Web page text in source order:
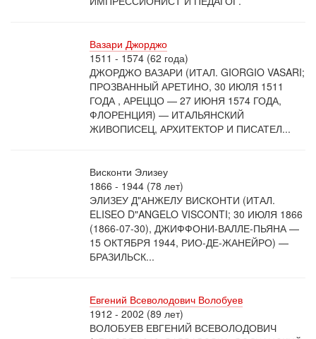
Вазари Джорджо
1511 - 1574 (62 года)
ДЖОРДЖО ВАЗАРИ (ИТАЛ. GIORGIO VASARI;
ПРОЗВАННЫЙ АРЕТИНО, 30 ИЮЛЯ 1511
ГОДА , АРЕЦЦО — 27 ИЮНЯ 1574 ГОДА,
ФЛОРЕНЦИЯ) — ИТАЛЬЯНСКИЙ
ЖИВОПИСЕЦ, АРХИТЕКТОР И ПИСАТЕЛ...
Висконти Элизеу
1866 - 1944 (78 лет)
ЭЛИЗЕУ Д"АНЖЕЛУ ВИСКОНТИ (ИТАЛ.
ELISEO D"ANGELO VISCONTI; 30 ИЮЛЯ 1866
(1866-07-30), ДЖИФФОНИ-ВАЛЛЕ-ПЬЯНА —
15 ОКТЯБРЯ 1944, РИО-ДЕ-ЖАНЕЙРО) —
БРАЗИЛЬСК...
Евгений Всеволодович Волобуев
1912 - 2002 (89 лет)
ВОЛОБУЕВ ЕВГЕНИЙ ВСЕВОЛОДОВИЧ